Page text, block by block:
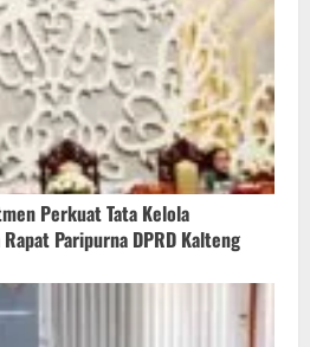
Perkuat Tata Kelola
Paripurna DPRD Kalteng